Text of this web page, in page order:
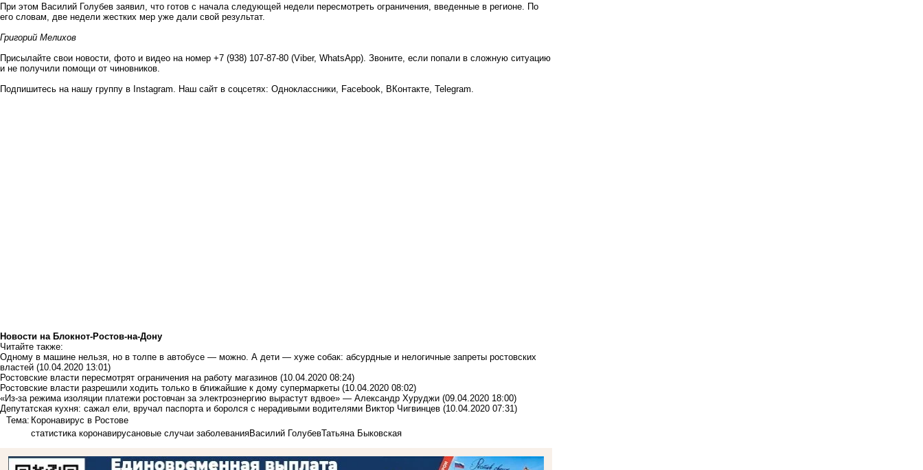
При этом Василий Голубев заявил, что готов с начала следующей недели пересмотреть ограничения, введенные в регионе. По
его словам, две недели жестких мер уже дали свой результат.
Григорий Мелихов
Присылайте свои новости, фото и видео на номер +7 (938) 107-87-80 (Viber, WhatsApp). Звоните, если попали в сложную ситуацию
и не получили помощи от чиновников.
Подпишитесь на нашу группу в Instagram . Наш сайт в соцсетях: Одноклассники Facebook ВКонтакте Telegram
Новости на Блoкнoт-Ростов-на-Дону
Читайте также:
Одному в машине нельзя, но в толпе в автобусе — можно. А дети — хуже собак: абсурдные и нелогичные запреты ростовских
властей (10.04.2020 13:01)
Ростовские власти пересмотрят ограничения на работу магазинов (10.04.2020 08:24)
Ростовские власти разрешили ходить только в ближайшие к дому супермаркеты (10.04.2020 08:02)
«Из-за режима изоляции платежи ростовчан за электроэнергию вырастут вдвое» — Александр Хуруджи (09.04.2020 18:00)
Депутатская кухня: сажал ели, вручал паспорта и боролся с нерадивыми водителями Виктор Чигвинцев (10.04.2020 07:31)
Тема: Коронавирус в Ростове
статистика коронавирусановые случаи заболеванияВасилий ГолубевТатьяна Быковская